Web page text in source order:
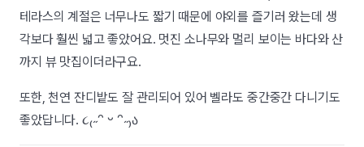
테라스의 계절은 너무나도 짧기 때문에 야외를 즐기러 왔는데 생
각보다 훨씬 넓고 좋았어요. 멋진 소나무와 멀리 보이는 바다와 산
까지 뷰 맛집이더라구요.
또한, 천연 잔디밭도 잘 관리되어 있어 벨라도 중간중간 다니기도
좋았답니다. ૮₍˶ᵔ ᵕ ᵔ˶₎ა